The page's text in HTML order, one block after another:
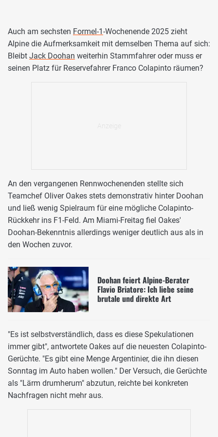
Auch am sechsten Formel-1-Wochenende 2025 zieht
Alpine die Aufmerksamkeit mit demselben Thema auf sich:
Bleibt Jack Doohan weiterhin Stammfahrer oder muss er
seinen Platz für Reservefahrer Franco Colapinto räumen?
An den vergangenen Rennwochenenden stellte sich
Teamchef Oliver Oakes stets demonstrativ hinter Doohan
und ließ wenig Spielraum für eine mögliche Colapinto-
Rückkehr ins F1-Feld. Am Miami-Freitag fiel Oakes'
Doohan-Bekenntnis allerdings weniger deutlich aus als in
den Wochen zuvor.
Doohan feiert Alpine-Berater
Flavio Briatore: Ich liebe seine
brutale und direkte Art
"Es ist selbstverständlich, dass es diese Spekulationen
immer gibt", antwortete Oakes auf die neuesten Colapinto-
Gerüchte. "Es gibt eine Menge Argentinier, die ihn diesen
Sonntag im Auto haben wollen." Der Versuch, die Gerüchte
als "Lärm drumherum" abzutun, reichte bei konkreten
Nachfragen nicht mehr aus.